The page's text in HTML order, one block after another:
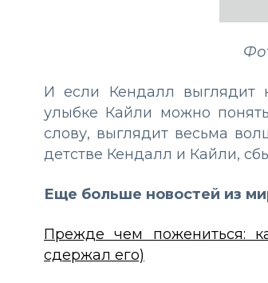
И если Кендалл выглядит
улыбке Кайли можно
слову, выглядит весьма
детстве Кендалл и Кайли,
Еще больше новостей из
Прежде чем пожениться:
сдержал его)